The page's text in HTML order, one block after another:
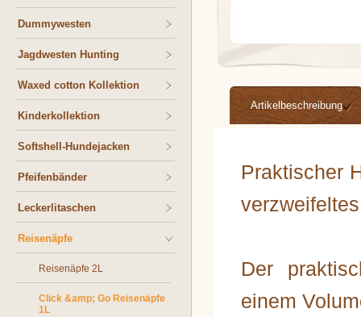
Dummywesten
Jagdwesten Hunting
Waxed cotton Kollektion
Kinderkollektion
Softshell-Hundejacken
Pfeifenbänder
Leckerlitaschen
Reisenäpfe
Reisenäpfe 2L
Click &amp; Go Reisenäpfe
1L
Artikelbeschreibung
Praktischer
Der
einem